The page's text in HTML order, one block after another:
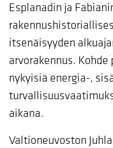
Esplanadin ja
itsenäisyyden
arvorakennus.
nykyisiä energia-,
aikana.
Valtioneuvoston